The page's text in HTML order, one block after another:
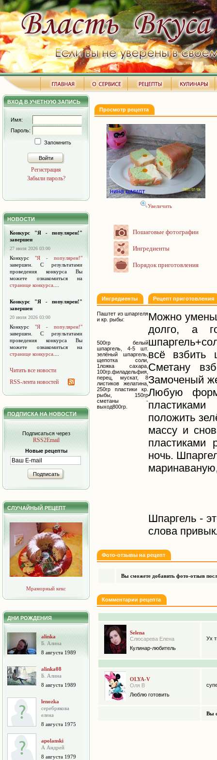
ВХОД В УЧЕТНУЮ ЗАПИСЬ
Имя:
Пароль:
Запомнить
Войти
Регистрация
Забыли пароль?
НОВОСТИ
Конкурс "Я - популярен!"
завершен
27 июля 2026 03:00
Конкурс "Я - популярен!"
завершен. С результатами
проведения конкурса Вы
можете ознакомиться на
странице конкурса
Конкурс "Я - популярен!"
завершен
20 июля 2026 03:00
Конкурс "Я - популярен!"
завершен. С результатами
проведения конкурса Вы
можете ознакомиться на
странице конкурса
Читать все новости
RSS-лента новостей
ПОДПИСКА НА НОВОСТИ
Подписаться через
RSS2Email
Новые рецепты
Подписать
СЛУЧАЙНЫЙ РЕЦЕПТ
Мраморный кекс
ДНИ РОЖДЕНИЯ
alinka
Б. Алина
8 августа 1989
alinka08
Б. Алина
8 августа 1989
lenozka
серебрякова
елена
8 августа 1975
apolanski
А Андрей
8 августа 1979
Просмотр рецепта
Увеличить
Пошаговые фотографии
Ингредиенты
Порядок приготовления
Ингредиенты Рецепт приготовления
Паштет из шпаргеля
и кр. рыбы:
500гр белый
шпаргель, 4-5 шт.
зелёный шпаргель,
щепотка соли,
1ложка сахара,
100гр.филадельфия,
перец, мускат, 8
листиков желатина,
250гр пластики кр.
рыбы, 150гр
сметаны -
выход800гр.
Можно
долго, а
всё взбить
Сметану
Замоченый
Любую
положить
массу и
пластиками
ночь.
Шпаргель -
слова
Фото-отзывы на рецепт
Вы сможете добавить фото-отзыв
Комментарии рецепта
Selena
Слюсарева Елена
Кулинар-любитель
Ух
OLYA-V
Оля В
Люблю готовить
Вы